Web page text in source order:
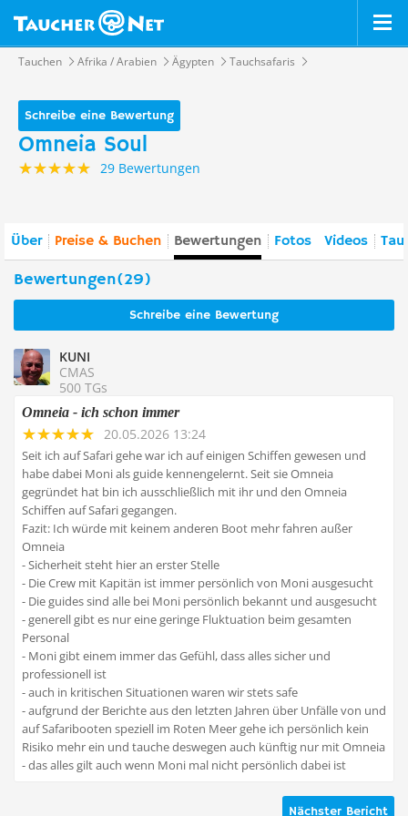
Tauchen Afrika / Arabien Ägypten Tauchsafaris
Schreibe eine Bewertung
Omneia Soul
29 Bewertungen
Über Preise & Buchen Bewertungen Fotos Videos
Bewertungen(29)
Schreibe eine Bewertung
KUNI
CMAS
500 TGs
Omneia - ich schon immer
20.05.2026 13:24
Seit ich auf Safari gehe war ich auf einigen Schiffen gewesen und
habe dabei Moni als guide kennengelernt. Seit sie Omneia
gegründet hat bin ich ausschließlich mit ihr und den Omneia
Schiffen auf Safari gegangen.
Fazit: Ich würde mit keinem anderen Boot mehr fahren außer
Omneia
- Sicherheit steht hier an erster Stelle
- Die Crew mit Kapitän ist immer persönlich von Moni ausgesucht
- Die guides sind alle bei Moni persönlich bekannt und ausgesucht
- generell gibt es nur eine geringe Fluktuation beim gesamten
Personal
- Moni gibt einem immer das Gefühl, dass alles sicher und
professionell ist
- auch in kritischen Situationen waren wir stets safe
- aufgrund der Berichte aus den letzten Jahren über Unfälle von und
auf Safaribooten speziell im Roten Meer gehe ich persönlich kein
Risiko mehr ein und tauche deswegen auch künftig nur mit Omneia
- das alles gilt auch wenn Moni mal nicht persönlich dabei ist
Nächster Bericht